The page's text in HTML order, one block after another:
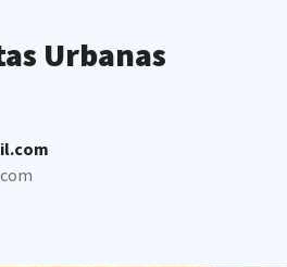
Urbanas